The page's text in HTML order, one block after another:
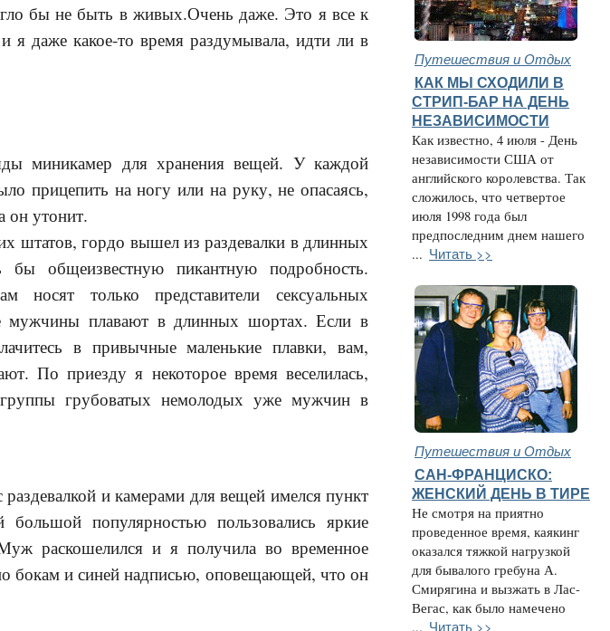
бы не быть в живых.Очень даже. Это я все к
даже какое-то время раздумывала, идти ли в
миникамер для хранения вещей. У каждой
прицепить на ногу или на руку, не опасаясь,
он утонит.
штатов, гордо вышел из раздевалки в длинных
общеизвестную пикантную подробность.
носят только представители сексуальных
мужчины плавают в длинных шортах. Если в
в привычные маленькие плавки, вам,
По приезду я некоторое время веселилась,
грубоватых немолодых уже мужчин в
и камерами для вещей имелся пункт
большой популярностью пользовались яркие
раскошелился и я получила во временное
бокам и синей надписью, оповещающей, что он
Путешествия и Отдых
КАК МЫ СХОДИЛИ В
СТРИП-БАР НА ДЕНЬ
НЕЗАВИСИМОСТИ
Как известно, 4 июля - День
независимости США от
английского королевства. Так
сложилось, что четвертое
июля 1998 года был
предпоследним днем нашего
... Читать >>
Путешествия и Отдых
САН-ФРАНЦИСКО:
ЖЕНСКИЙ ДЕНЬ В ТИРЕ
Не смотря на приятно
проведенное время, каякинг
оказался тяжкой нагрузкой
для бывалого гребуна А.
Смирягина и вызжать в Лас-
Вегас, как было намечено
... Читать >>